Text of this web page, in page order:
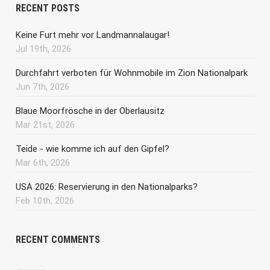
RECENT POSTS
Keine Furt mehr vor Landmannalaugar!
Jul 19th, 2026
Durchfahrt verboten für Wohnmobile im Zion Nationalpark
Jun 7th, 2026
Blaue Moorfrösche in der Oberlausitz
Mar 21st, 2026
Teide - wie komme ich auf den Gipfel?
Mar 6th, 2026
USA 2026: Reservierung in den Nationalparks?
Feb 10th, 2026
RECENT COMMENTS